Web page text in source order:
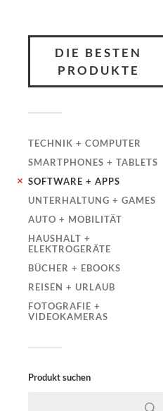
DIE BESTEN
PRODUKTE
TECHNIK + COMPUTER
SMARTPHONES + TABLETS
SOFTWARE + APPS
UNTERHALTUNG + GAMES
AUTO + MOBILITÄT
HAUSHALT +
ELEKTROGERÄTE
BÜCHER + EBOOKS
REISEN + URLAUB
FOTOGRAFIE +
VIDEOKAMERAS
Produkt suchen